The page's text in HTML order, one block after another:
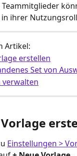
Teammitglieder
in ihrer
Artikel:
erstellen
Set von
verwalten
Einstellungen >